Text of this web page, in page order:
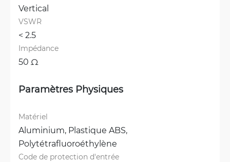
Vertical
VSWR
< 2.5
Impédance
50 Ω
Paramètres Physiques
Matériel
Aluminium, Plastique ABS,
Polytétrafluoroéthylène
Code de protection d'entrée